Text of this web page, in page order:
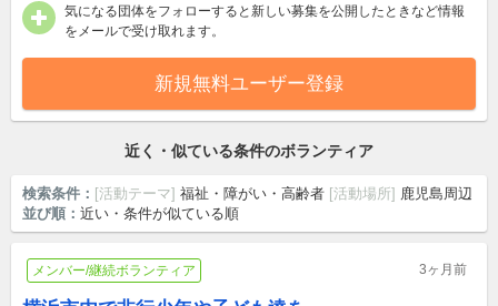
気になる団体をフォローすると新しい募集を公開したときなど情報
をメールで受け取れます。
新規無料ユーザー登録
近く・似ている条件のボランティア
検索条件： [活動テーマ] 福祉・障がい・高齢者 [活動場所] 鹿児島周辺
並び順： 近い・条件が似ている順
メンバー/継続ボランティア 3ヶ月前